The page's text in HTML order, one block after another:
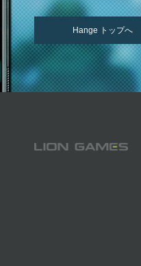
Hange トップへ